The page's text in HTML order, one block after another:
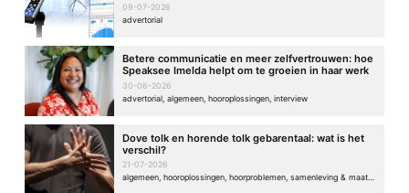
09-07-2026
advertorial
Betere communicatie en meer zelfvertrouwen: hoe
Speaksee Imelda helpt om te groeien in haar werk
30-06-2026
advertorial, algemeen, hooroplossingen, interview
Dove tolk en horende tolk gebarentaal: wat is het
verschil?
21-07-2026
algemeen, hooroplossingen, hoorproblemen, samenleving & maatschappij